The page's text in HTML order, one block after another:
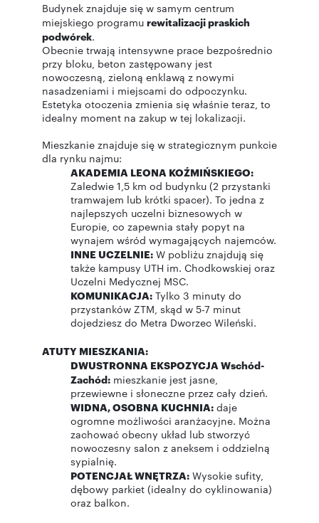
Budynek znajduje się w samym centrum
miejskiego programu rewitalizacji praskich
podwórek.
Obecnie trwają intensywne prace bezpośrednio
przy bloku, beton zastępowany jest
nowoczesną, zieloną enklawą z nowymi
nasadzeniami i miejscami do odpoczynku.
Estetyka otoczenia zmienia się właśnie teraz, to
idealny moment na zakup w tej lokalizacji.
Mieszkanie znajduje się w strategicznym punkcie
dla rynku najmu:
AKADEMIA LEONA KOŹMIŃSKIEGO:
Zaledwie 1,5 km od budynku (2 przystanki
tramwajem lub krótki spacer). To jedna z
najlepszych uczelni biznesowych w
Europie, co zapewnia stały popyt na
wynajem wśród wymagających najemców.
INNE UCZELNIE: W pobliżu znajdują się
także kampusy UTH im. Chodkowskiej oraz
Uczelni Medycznej MSC.
KOMUNIKACJA: Tylko 3 minuty do
przystanków ZTM, skąd w 5-7 minut
dojedziesz do Metra Dworzec Wileński.
ATUTY MIESZKANIA:
DWUSTRONNA EKSPOZYCJA Wschód-
Zachód: mieszkanie jest jasne,
przewiewne i słoneczne przez cały dzień.
WIDNA, OSOBNA KUCHNIA: daje
ogromne możliwości aranżacyjne. Można
zachować obecny układ lub stworzyć
nowoczesny salon z aneksem i oddzielną
sypialnię.
POTENCJAŁ WNĘTRZA: Wysokie sufity,
dębowy parkiet (idealny do cyklinowania)
oraz balkon.